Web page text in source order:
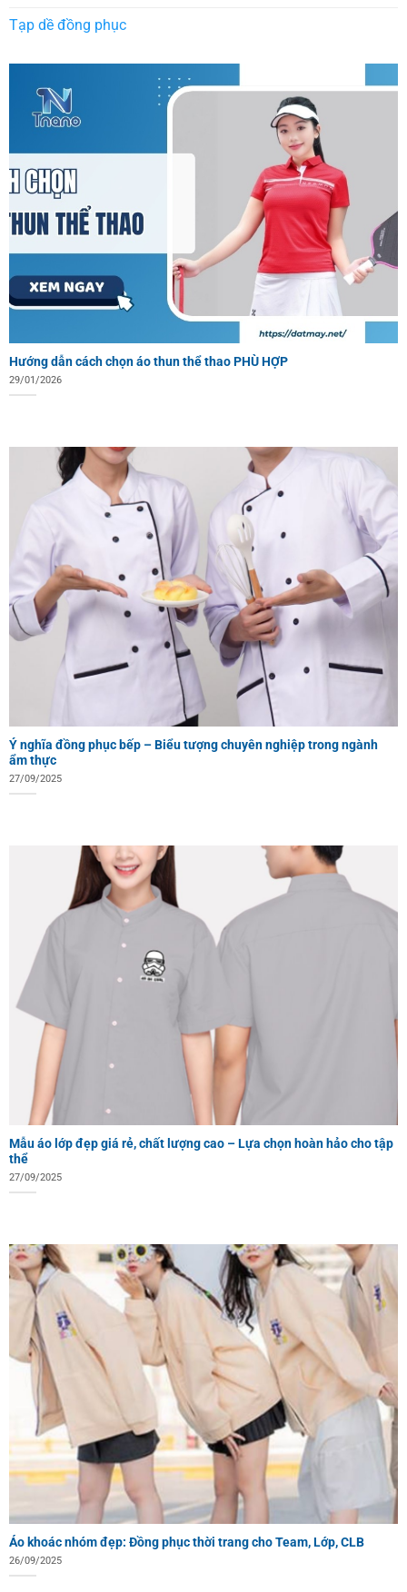
Tạp dề đồng phục
Hướng dẫn cách chọn áo thun thể thao PHÙ HỢP
29/01/2026
Ý nghĩa đồng phục bếp – Biểu tượng chuyên nghiệp trong ngành
ẩm thực
27/09/2025
Mẫu áo lớp đẹp giá rẻ, chất lượng cao – Lựa chọn hoàn hảo cho tập
thể
27/09/2025
Áo khoác nhóm đẹp: Đồng phục thời trang cho Team, Lớp, CLB
26/09/2025